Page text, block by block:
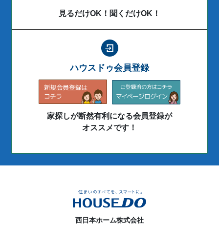
見るだけOK！聞くだけOK！
ハウスドゥ会員登録
家探しが断然有利になる会員登録が
オススメです！
西日本ホーム株式会社